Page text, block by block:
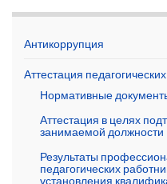
Антикоррупция
Аттестация
Нормативные
Аттестация в целях
занимаемой должности
Результаты
педагогических
установления